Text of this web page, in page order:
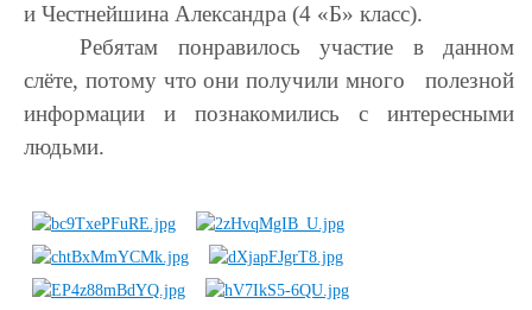
и Честнейшина Александра (4 «Б» класс).
Ребятам понравилось участие в данном
слёте, потому что они получили много полезной
информации и познакомились с интересными
людьми.